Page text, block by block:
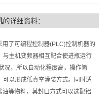
的详细资料：
用了可编程控制器(PLC)控制机器的
与主机变频器相互配合使进瓶运行
况，所以自动化程度高，操作简
以形成低真空灌装方式。同时适
等物料，其封口方式可以选配铝